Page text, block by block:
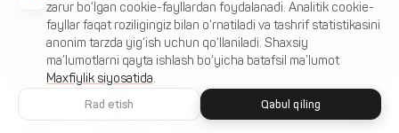
Menyu Sevimlilar
zarur bo‘lgan cookie-fayllardan foydalanadi. Analitik cookie-
fayllar faqat roziligingiz bilan o‘rnatiladi va tashrif statistikasini
anonim tarzda yig‘ish uchun qo‘llaniladi. Shaxsiy
ma’lumotlarni qayta ishlash bo‘yicha batafsil ma’lumot
Maxfiylik siyosatida.
Rad etish Qabul qiling